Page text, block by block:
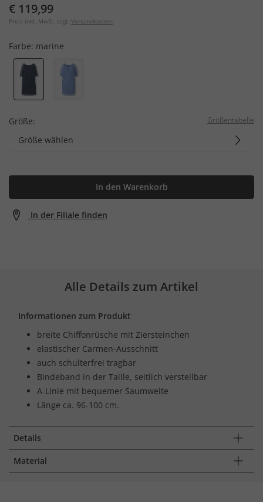
€ 119,99
Preis inkl. MwSt. zzgl. Versandkosten
Farbe: marine
Größe: Größentabelle
Größe wählen
In den Warenkorb
In der Filiale finden
Alle Details zum Artikel
Informationen zum Produkt
breite Chiffonrüsche mit Ziersteinchen
elastischer Carmen-Ausschnitt
auch schulterfrei tragbar
Bindeband in der Taille, seitlich verstellbar
A-Linie mit bequemer Saumweite
Länge ca. 96-100 cm.
Details
Material